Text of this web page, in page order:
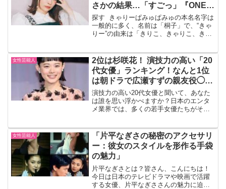
さかの結果…「すごっ」『ONE
PIECE』の宝くじ
探す きゃりーぱみゅぱみゅの本名名字は
一般的に多く、名前は「桐子」で、“きゃ
りー”の由来は「きりこ、きゃりこ、きゃ
ーぱみゅぱみゅさんが、宝くじで「3等」
に当選したこと...
女性芸能人
2位は杉咲花！ 演技力の高い「20
代女優」ランキング！なんと1位
は朝ドラで広瀬すずの親友役◯◯
だった！
演技力の高い20代女優と聞いて、あなた
は誰を思い浮かべますか？日本のエンタ
メ業界では、多くの若手女優たちがその
運営する「タレントパワーランキング」
から、20代の「...
女性芸能人
「片平なぎさの秘密のアクセサリ
ー：彼女のスタイルを形作る手袋
の魅力」
片平なぎさとは？皆さん、こんにちは！
今日は日本のテレビドラマや映画で活躍
する女優、片平なぎささんの魅力に迫り